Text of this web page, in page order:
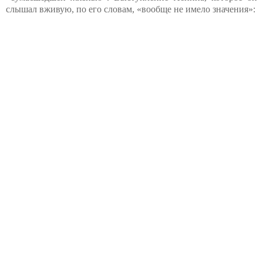
слышал вживую, по его словам, «вообще не имело значения»: